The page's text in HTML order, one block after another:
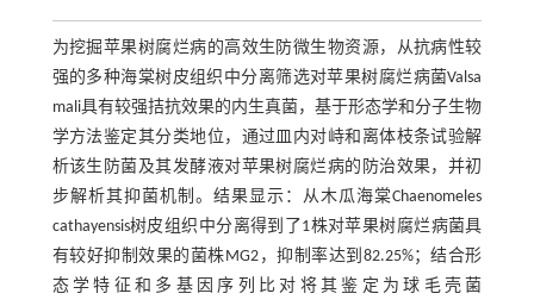
为挖掘苹果树腐烂病的高效生防微生物资源，从抗病性较
强的多种海棠树皮组织中分离筛选对苹果树腐烂病菌Valsa
mali具有较强拮抗效果的内生真菌，基于形态学和分子生物
学方法鉴定其分类地位，通过皿内对峙和离体枝条试验解
析该生防菌及其发酵液对苹果树腐烂病的防治效果，并初
步解析其抑菌机制。结果显示：从木瓜海棠Chaenomeles
cathayensis树皮组织中分离得到了1株对苹果树腐烂病菌具
有较好抑制效果的菌株MG2，抑制率达到82.25%；结合形
态学特征和多基因序列比对将其鉴定为球毛壳菌